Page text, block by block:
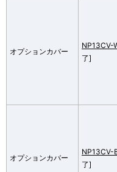
オプションカバー
NP13CV-
了]
オプションカバー
NP13CV-
了]